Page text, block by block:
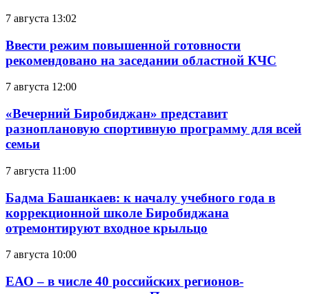
7 августа 13:02
Ввести режим повышенной готовности
рекомендовано на заседании областной КЧС
7 августа 12:00
«Вечерний Биробиджан» представит
разноплановую спортивную программу для всей
семьи
7 августа 11:00
Бадма Башанкаев: к началу учебного года в
коррекционной школе Биробиджана
отремонтируют входное крыльцо
7 августа 10:00
ЕАО – в числе 40 российских регионов-